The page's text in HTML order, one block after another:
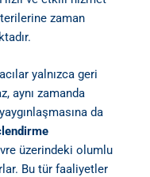
zaman
yalnızca geri
aynı zamanda
da
üzerindeki olumlu
Bu tür faaliyetler